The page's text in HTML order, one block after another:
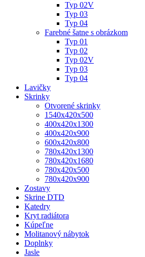
Typ 02V
Typ 03
Typ 04
Farebné šatne s obrázkom
Typ 01
Typ 02
Typ 02V
Typ 03
Typ 04
Lavičky
Skrinky
Otvorené skrinky
1540x420x500
400x420x1300
400x420x900
600x420x800
780x420x1300
780x420x1680
780x420x500
780x420x900
Zostavy
Skrine DTD
Katedry
Kryt radiátora
Kúpeľne
Molitanový nábytok
Doplnky
Jasle